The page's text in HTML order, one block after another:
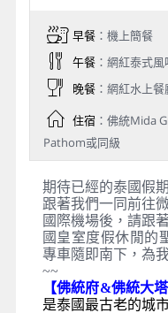
早餐：機上簡餐
午餐：網紅泰式風
晚餐：網紅水上餐
住宿：佛統Mida
Pathom或同級
期待已經的泰國假
跟著我們一同前往
國際機場後，請跟
國皇室度假休閒的
專車隨即南下，為
~~
【佛統府&佛統大
是泰國 最古老的城